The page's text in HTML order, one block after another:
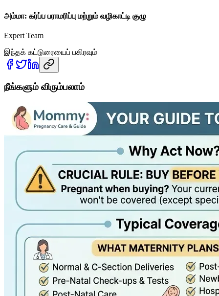
அம்மா: கர்ப்ப பராமரிப்பு மற்றும் வழிகாட்டி குழு
Expert Team
இந்தக் கட்டுரையைப் பகிரவும்
நீங்களும் விரும்பலாம்